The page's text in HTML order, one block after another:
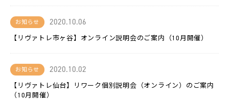
双
極
は
た
ら
チ
ャ
レ
ン
ジ
お知らせ 2020.10.06
【リヴァトレ市ヶ谷】オンライン説明会のご案内（10月開催）
お知らせ 2020.10.02
【リヴァトレ仙台】リワーク個別説明会（オンライン）のご案内
（10月開催）